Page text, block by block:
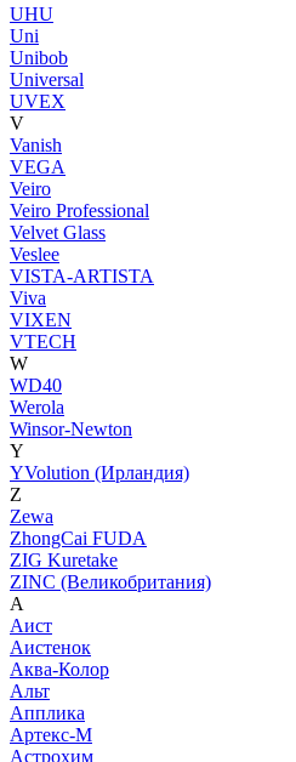
UHU
Uni
Unibob
Universal
UVEX
V
Vanish
VEGA
Veiro
Veiro Professional
Velvet Glass
Veslee
VISTA-ARTISTA
Viva
VIXEN
VTECH
W
WD40
Werola
Winsor-Newton
Y
YVolution (Ирландия)
Z
Zewa
ZhongCai FUDA
ZIG Kuretake
ZINC (Великобритания)
А
Аист
Аистенок
Аква-Колор
Альт
Апплика
Артекс-М
Астрохим